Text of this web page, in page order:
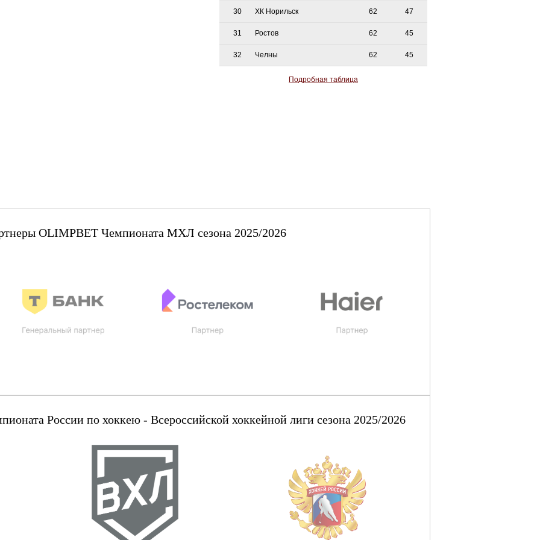
30 ХК Норильск 62 47
31 Ростов 62 45
32 Челны 62 45
Подробная таблица
OLIMPBET Чемпионата МХЛ сезона 2025/2026
России по хоккею - Всероссийской хоккейной лиги сезона 2025/2026